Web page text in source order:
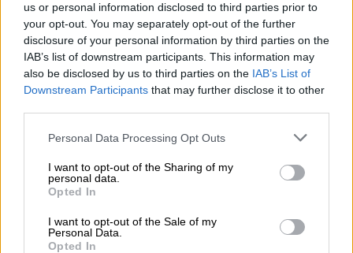
us or personal information disclosed to third parties prior to
your opt-out. You may separately opt-out of the further
disclosure of your personal information by third parties on the
IAB’s list of downstream participants. This information may
also be disclosed by us to third parties on the IAB’s List of
Downstream Participants that may further disclose it to other
Personal Data Processing Opt Outs
I want to opt-out of the Sharing of my
personal data.
Opted In
I want to opt-out of the Sale of my
Personal Data.
Opted In
Buongiorno
Buonanotte
Educazione
positiva